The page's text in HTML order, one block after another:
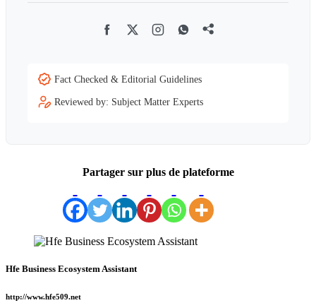
FacebookTwitterInstagramWhatsappAddthis
Fact Checked & Editorial Guidelines
Reviewed by: Subject Matter Experts
Partager sur plus de plateforme
Hfe Business Ecosystem Assistant
http://www.hfe509.net